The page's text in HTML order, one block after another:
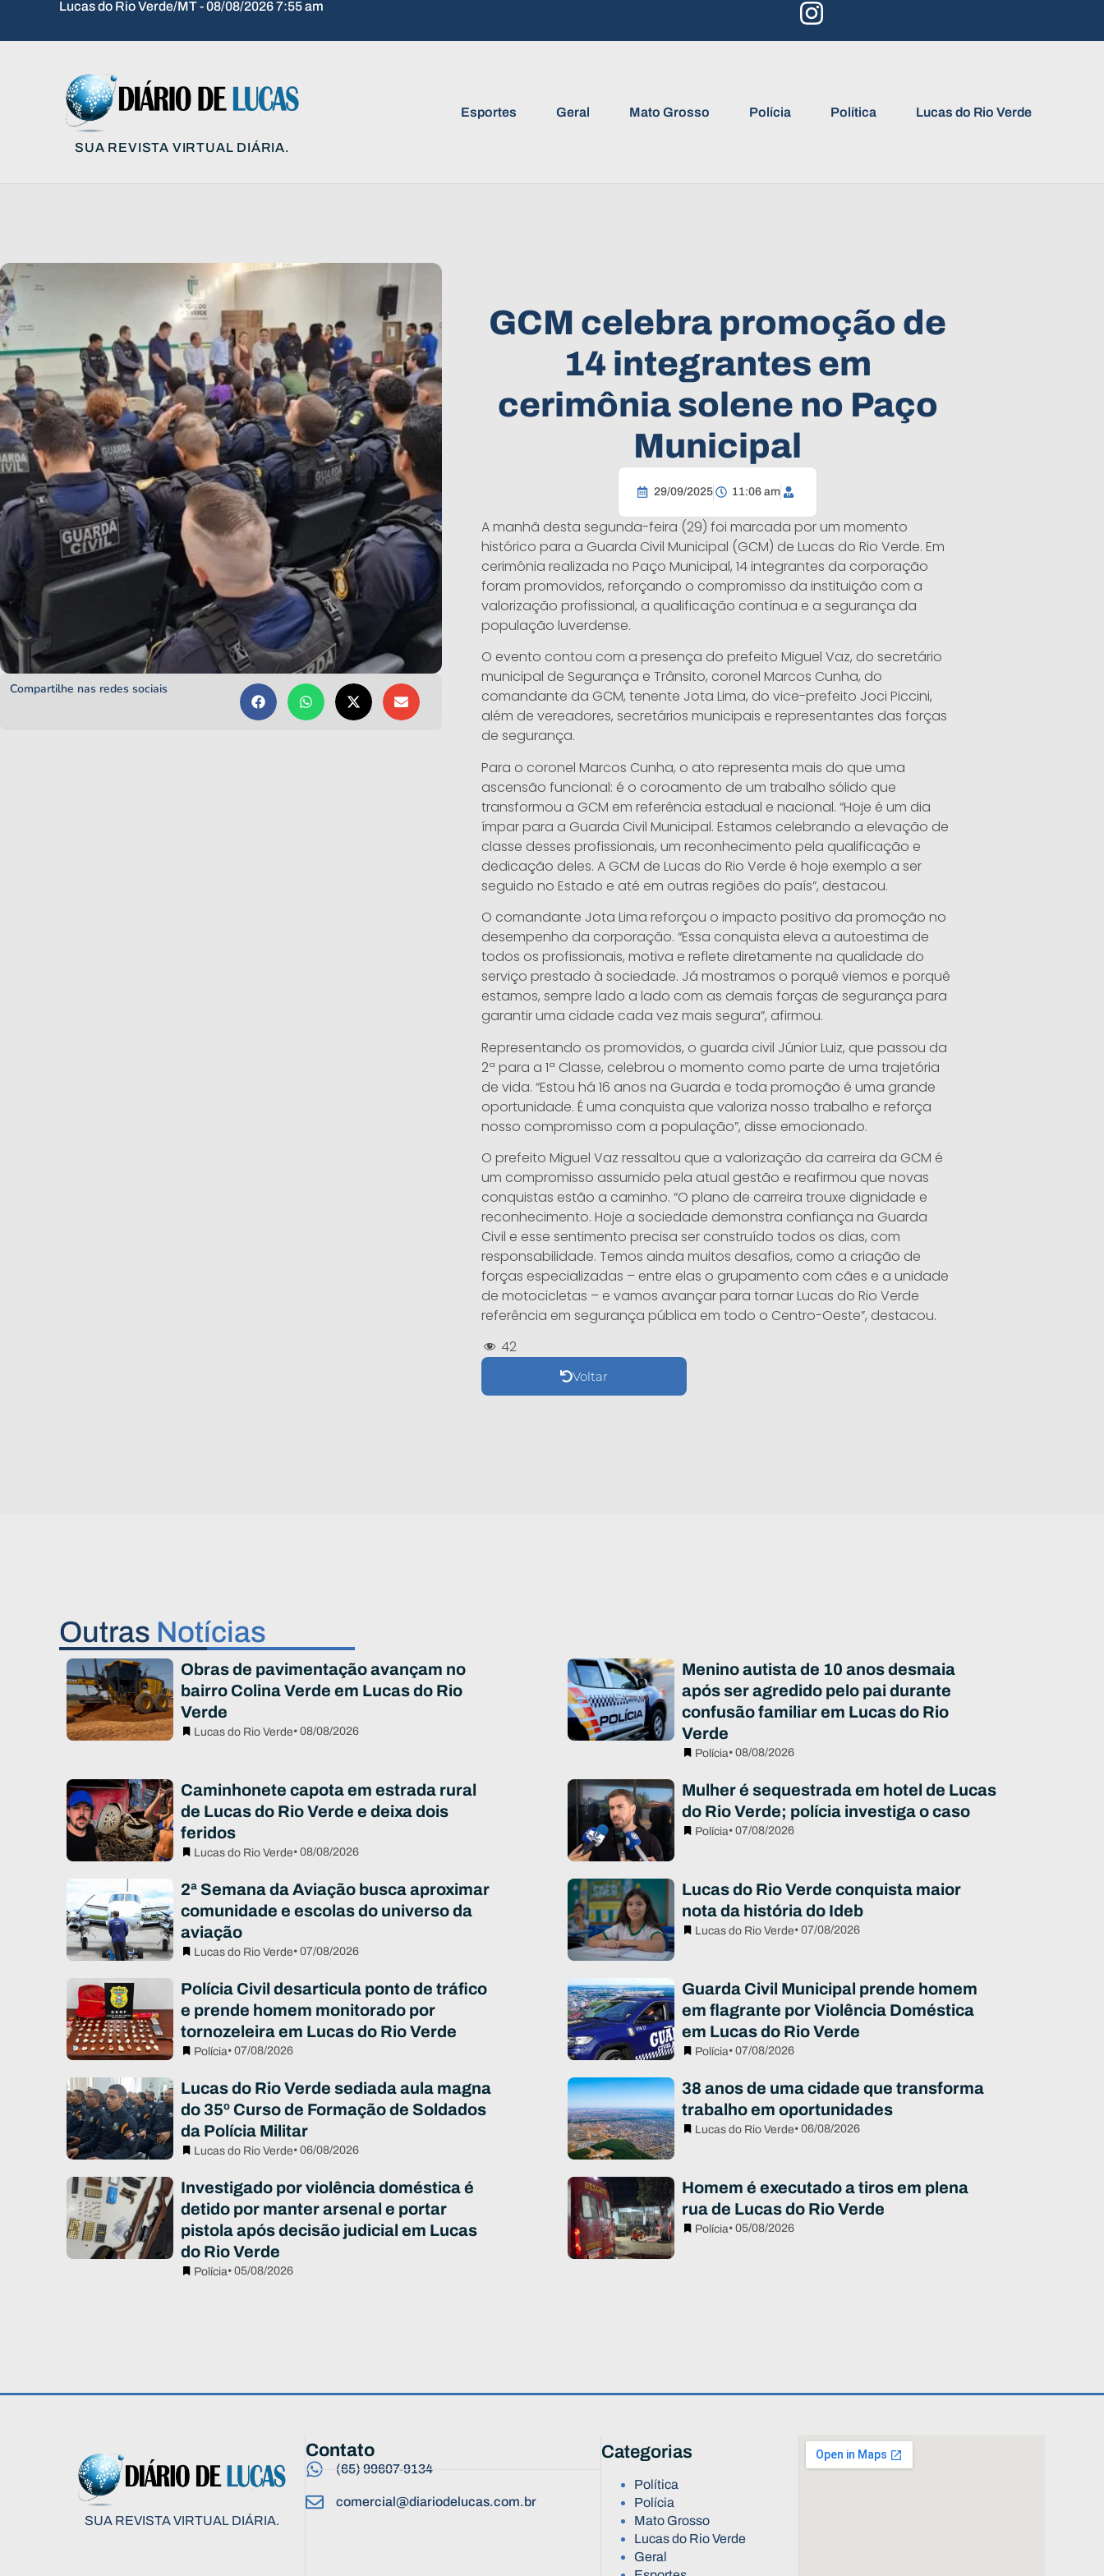
Lucas do Rio Verde/MT - 08/08/2026 7:55 am
SUA REVISTA VIRTUAL DIÁRIA.
Esportes Geral Mato Grosso Polícia Política Lucas do Rio Verde
Compartilhe nas redes sociais
GCM celebra promoção de
14 integrantes em
cerimônia solene no Paço
Municipal
29/09/2025 11:06 am
A manhã desta segunda-feira (29) foi marcada por um momento
histórico para a Guarda Civil Municipal (GCM) de Lucas do Rio Verde. Em
cerimônia realizada no Paço Municipal, 14 integrantes da corporação
foram promovidos, reforçando o compromisso da instituição com a
valorização profissional, a qualificação contínua e a segurança da
população luverdense.
O evento contou com a presença do prefeito Miguel Vaz, do secretário
municipal de Segurança e Trânsito, coronel Marcos Cunha, do
comandante da GCM, tenente Jota Lima, do vice-prefeito Joci Piccini,
além de vereadores, secretários municipais e representantes das forças
de segurança.
Para o coronel Marcos Cunha, o ato representa mais do que uma
ascensão funcional: é o coroamento de um trabalho sólido que
transformou a GCM em referência estadual e nacional. “Hoje é um dia
ímpar para a Guarda Civil Municipal. Estamos celebrando a elevação de
classe desses profissionais, um reconhecimento pela qualificação e
dedicação deles. A GCM de Lucas do Rio Verde é hoje exemplo a ser
seguido no Estado e até em outras regiões do país”, destacou.
O comandante Jota Lima reforçou o impacto positivo da promoção no
desempenho da corporação. “Essa conquista eleva a autoestima de
todos os profissionais, motiva e reflete diretamente na qualidade do
serviço prestado à sociedade. Já mostramos o porquê viemos e porquê
estamos, sempre lado a lado com as demais forças de segurança para
garantir uma cidade cada vez mais segura”, afirmou.
Representando os promovidos, o guarda civil Júnior Luiz, que passou da
2ª para a 1ª Classe, celebrou o momento como parte de uma trajetória
de vida. “Estou há 16 anos na Guarda e toda promoção é uma grande
oportunidade. É uma conquista que valoriza nosso trabalho e reforça
nosso compromisso com a população”, disse emocionado.
O prefeito Miguel Vaz ressaltou que a valorização da carreira da GCM é
um compromisso assumido pela atual gestão e reafirmou que novas
conquistas estão a caminho. “O plano de carreira trouxe dignidade e
reconhecimento. Hoje a sociedade demonstra confiança na Guarda
Civil e esse sentimento precisa ser construído todos os dias, com
responsabilidade. Temos ainda muitos desafios, como a criação de
forças especializadas – entre elas o grupamento com cães e a unidade
de motocicletas – e vamos avançar para tornar Lucas do Rio Verde
referência em segurança pública em todo o Centro-Oeste”, destacou.
42
Voltar
Outras Notícias
Obras de pavimentação avançam no
bairro Colina Verde em Lucas do Rio
Verde
Lucas do Rio Verde• 08/08/2026
Menino autista de 10 anos desmaia
após ser agredido pelo pai durante
confusão familiar em Lucas do Rio
Verde
Polícia• 08/08/2026
Caminhonete capota em estrada rural
de Lucas do Rio Verde e deixa dois
feridos
Lucas do Rio Verde• 08/08/2026
Mulher é sequestrada em hotel de Lucas
do Rio Verde; polícia investiga o caso
Polícia• 07/08/2026
2ª Semana da Aviação busca aproximar
comunidade e escolas do universo da
aviação
Lucas do Rio Verde• 07/08/2026
Lucas do Rio Verde conquista maior
nota da história do Ideb
Lucas do Rio Verde• 07/08/2026
Polícia Civil desarticula ponto de tráfico
e prende homem monitorado por
tornozeleira em Lucas do Rio Verde
Polícia• 07/08/2026
Guarda Civil Municipal prende homem
em flagrante por Violência Doméstica
em Lucas do Rio Verde
Polícia• 07/08/2026
Lucas do Rio Verde sediada aula magna
do 35º Curso de Formação de Soldados
da Polícia Militar
Lucas do Rio Verde• 06/08/2026
38 anos de uma cidade que transforma
trabalho em oportunidades
Lucas do Rio Verde• 06/08/2026
Investigado por violência doméstica é
detido por manter arsenal e portar
pistola após decisão judicial em Lucas
do Rio Verde
Polícia• 05/08/2026
Homem é executado a tiros em plena
rua de Lucas do Rio Verde
Polícia• 05/08/2026
SUA REVISTA VIRTUAL DIÁRIA.
Contato
(65) 99607-9134
comercial@diariodelucas.com.br
Categorias
Política
Polícia
Mato Grosso
Lucas do Rio Verde
Geral